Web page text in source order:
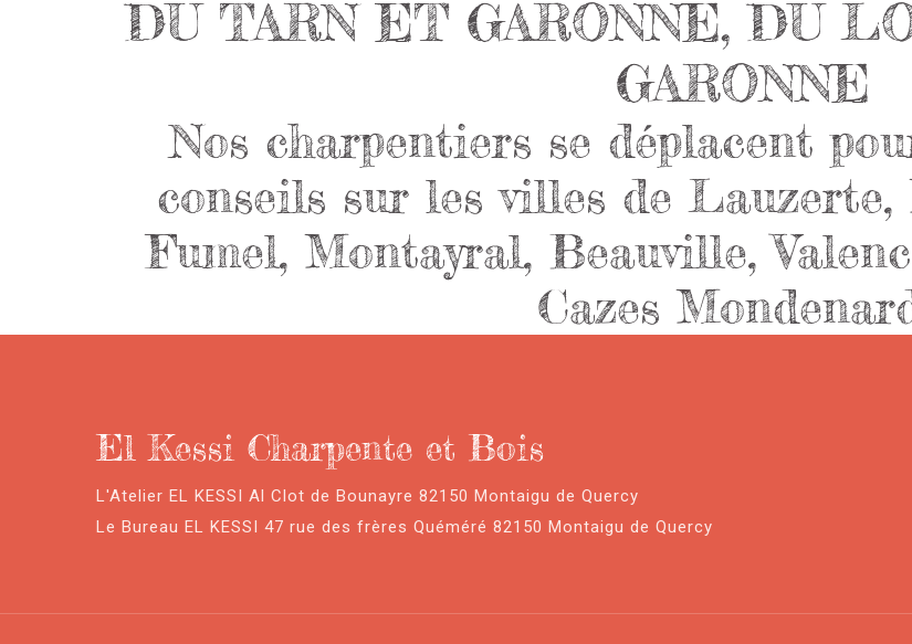
DU TARN ET GARONNE, DU
GARONNE
Nos charpentiers se déplacent
conseils sur les villes de
Fumel, Montayral, Beauville,
Cazes
El Kessi Charpente et Bois
L'Atelier EL KESSI Al Clot de Bounayre 82150 Montaigu de Quercy
Le Bureau EL KESSI 47 rue des frères Quéméré 82150 Montaigu de Quercy